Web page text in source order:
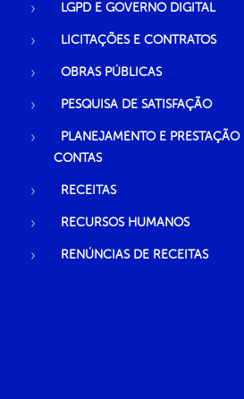
LGPD E GOVERNO DIGITAL
LICITAÇÕES E CONTRATOS
OBRAS PÚBLICAS
PESQUISA DE SATISFAÇÃO
PLANEJAMENTO E PRESTAÇÃO
CONTAS
RECEITAS
RECURSOS HUMANOS
RENÚNCIAS DE RECEITAS